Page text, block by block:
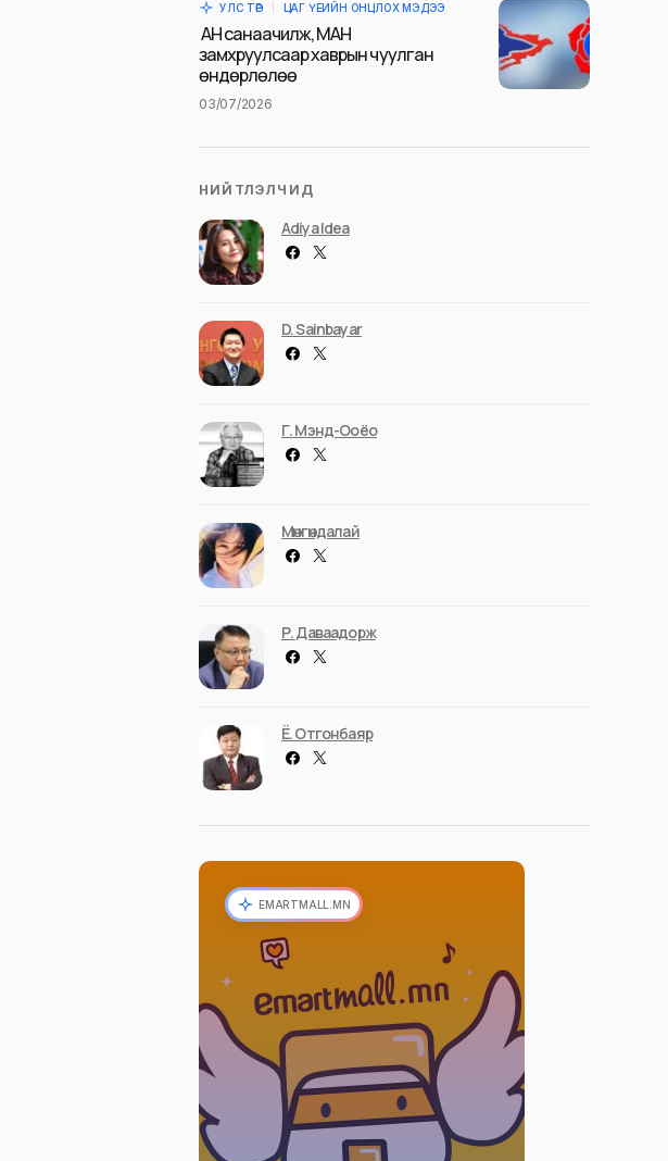
УЛС ТӨР ЦАГ ҮЕИЙН ОНЦЛОХ МЭДЭЭ
АН санаачилж, МАН
замхруулсаар хаврын чуулган
өндөрлөлөө
03/07/2026
НИЙТЛЭЛЧИД
Adiya Idea
D. Sainbayar
Г. Мэнд-Ооёо
Мөнгөндалай
Р. Даваадорж
Ё. Отгонбаяр
EMARTMALL.MN